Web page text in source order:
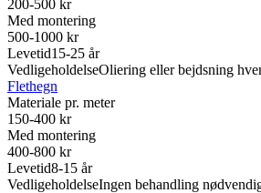
200-500 kr
Med montering
500-1000 kr
Levetid15-25 år
VedligeholdelseOliering eller bejdsning
Flethegn
Materiale pr. meter
150-400 kr
Med montering
400-800 kr
Levetid8-15 år
VedligeholdelseIngen behandling